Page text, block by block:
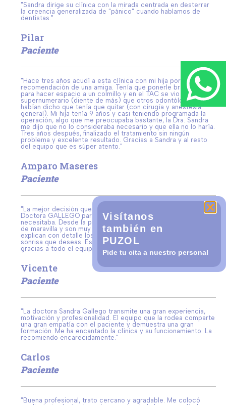
"Sandra dirige su clínica con la mirada centrada en desterrar
la creencia generalizada de "pánico" cuando hablamos de
dentistas."
Pilar
Paciente
"Hace tres años acudí a esta clínica con mi hija por
recomendación de una amiga. Tenía que ponerle brackets
para hacer espacio a un colmillo y en el TAC se vio un
supernumerario (diente de más) que otros odontólogos me
habían dicho que tenía que quitar (con cirugía y anestesia
general). Mi hija tenía 9 años y casi teniendo programada la
operación, algo que me preocupaba bastante, la Dra. Sandra
me dijo que no lo consideraba necesario y que ella no lo haría.
Tres años después, finalizado el tratamiento sin ningún
problema y excelente resultado. Gracias a Sandra y al resto
del equipo que es súper atento."
Amparo Maseres
Paciente
"La mejor decisión que tomé fue ponerme en manos de la
Doctora GALLEGO para realizarme los tratamientos que
necesitaba. Desde la primera visita todo el equipo me atendió
de maravilla y son muy profesionales. Estudian tu caso y te
explican con detalle los pasos a seguir para conseguir la
sonrisa que deseas. Estoy encantada del resultado! Muchas
gracias a todo el equipo."
Vicente
Paciente
"La doctora Sandra Gallego transmite una gran experiencia,
motivación y profesionalidad. El equipo que la rodea comparte
una gran empatía con el paciente y demuestra una gran
formación. Me ha encantado la clínica y su funcionamiento. La
recomiendo encarecidamente."
Carlos
Paciente
"Buena profesional, trato cercano y agradable. Me colocó
Visítanos
también en
PUZOL
Pide tu cita a nuestro personal